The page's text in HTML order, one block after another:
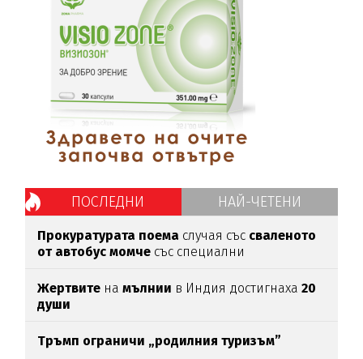
ПОСЛЕДНИ НАЙ-ЧЕТЕНИ
Прокуратурата поема случая със сваленото
от автобус момче със специални
Жертвите намълнии в Индия достигнаха20
души
Тръмп ограничи „родилния туризъм”